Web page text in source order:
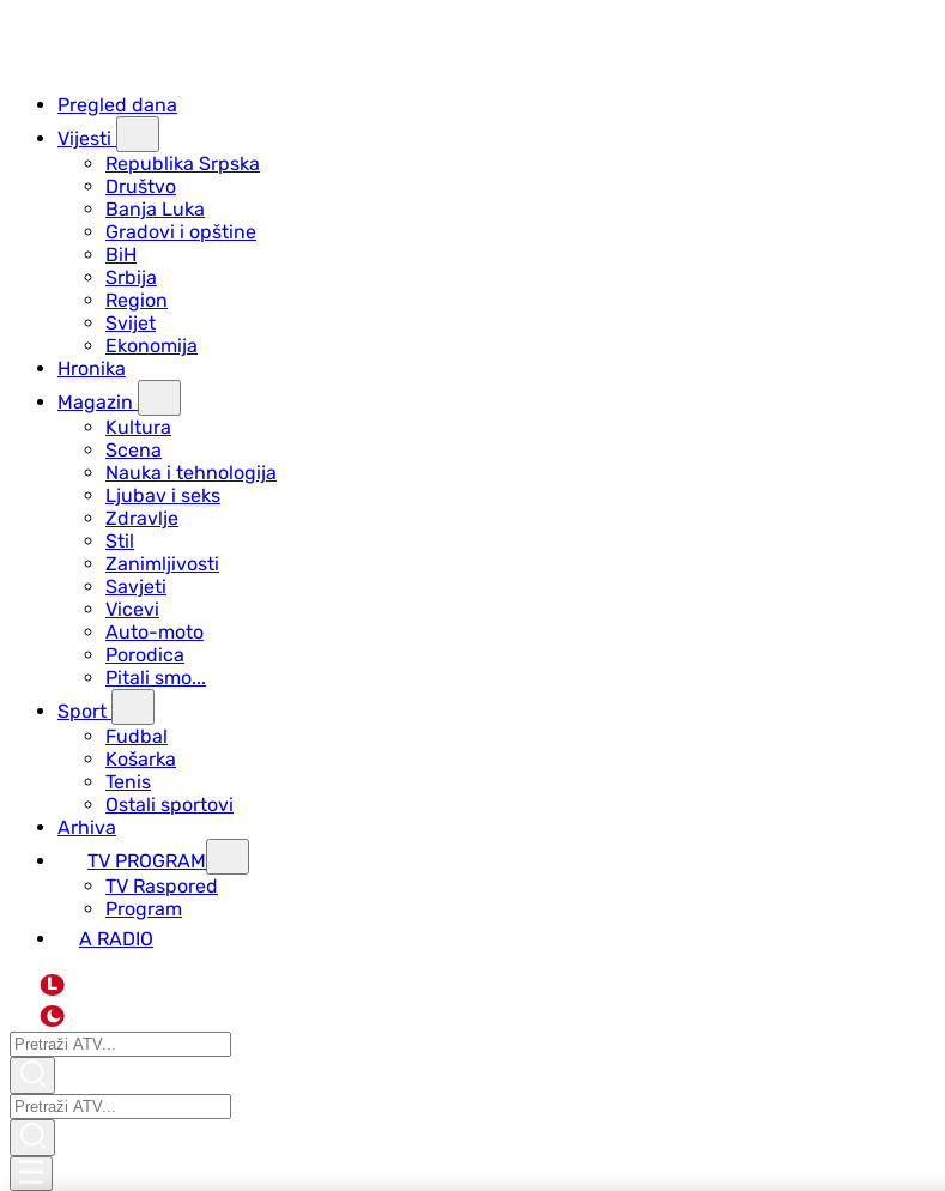
Pregled dana
Vijesti
Republika Srpska
Društvo
Banja Luka
Gradovi i opštine
BiH
Srbija
Region
Svijet
Ekonomija
Hronika
Magazin
Kultura
Scena
Nauka i tehnologija
Ljubav i seks
Zdravlje
Stil
Zanimljivosti
Savjeti
Vicevi
Auto-moto
Porodica
Pitali smo...
Sport
Fudbal
Košarka
Tenis
Ostali sportovi
Arhiva
TV PROGRAM
ТV Raspored
Program
A RADIO
L